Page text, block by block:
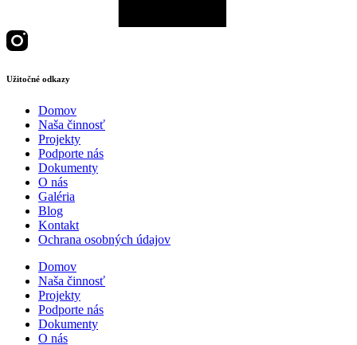
Užitočné odkazy
Domov
Naša činnosť
Projekty
Podporte nás
Dokumenty
O nás
Galéria
Blog
Kontakt
Ochrana osobných údajov
Domov
Naša činnosť
Projekty
Podporte nás
Dokumenty
O nás